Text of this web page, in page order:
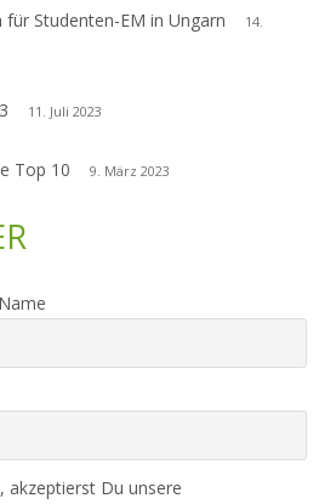
Studenten-EM in Ungarn
14.
11. Juli 2023
Top 10 9. März 2023
Du unsere